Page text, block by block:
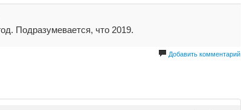
Подразумевается, что 2019.
Добавить комментарий